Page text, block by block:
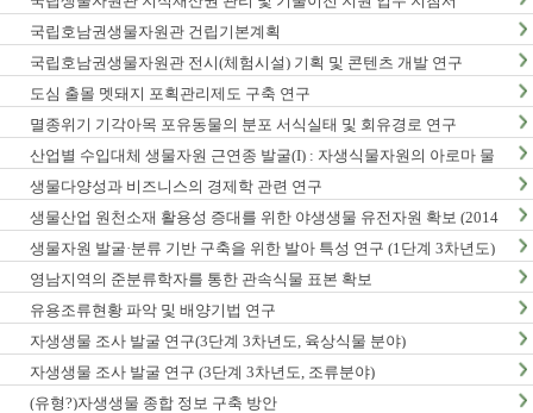
국립호남권생물자원관 건립기본계획
국립호남권생물자원관 전시(체험시설) 기획 및 콘텐츠 개발 연구
도심 출몰 멧돼지 포획관리제도 구축 연구
멸종위기 기각아목 포유동물의 분포 서식실태 및 회유경로 연구
산업별 수입대체 생물자원 근연종 발굴(I) : 자생식물자원의 아로마 물
질 탐색 및 발굴
생물다양성과 비즈니스의 경제학 관련 연구
생물산업 원천소재 활용성 증대를 위한 야생생물 유전자원 확보 (2014
년)
생물자원 발굴·분류 기반 구축을 위한 발아 특성 연구 (1단계 3차년도)
영남지역의 준분류학자를 통한 관속식물 표본 확보
유용조류현황 파악 및 배양기법 연구
자생생물 조사 발굴 연구(3단계 3차년도, 육상식물 분야)
자생생물 조사 발굴 연구 (3단계 3차년도, 조류분야)
(유형?)자생생물 종합 정보 구축 방안